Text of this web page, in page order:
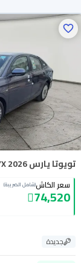
تويوتا يارس YX 2026
سعر الكاش(شامل الضريبة)
74,520
جديدة